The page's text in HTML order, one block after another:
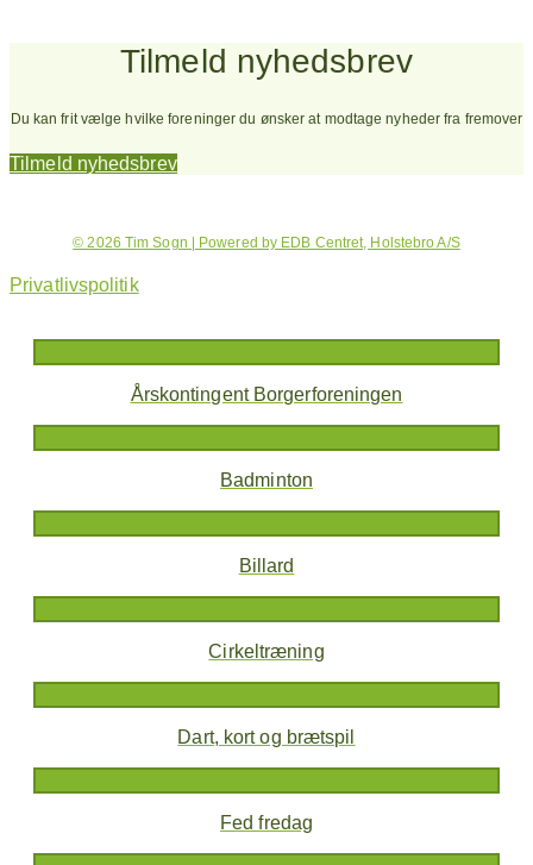
Tilmeld nyhedsbrev
Du kan frit vælge hvilke foreninger du ønsker at modtage nyheder fra fremover
Tilmeld nyhedsbrev
© 2026 Tim Sogn | Powered by EDB Centret, Holstebro A/S
Privatlivspolitik
Årskontingent Borgerforeningen
Badminton
Billard
Cirkeltræning
Dart, kort og brætspil
Fed fredag